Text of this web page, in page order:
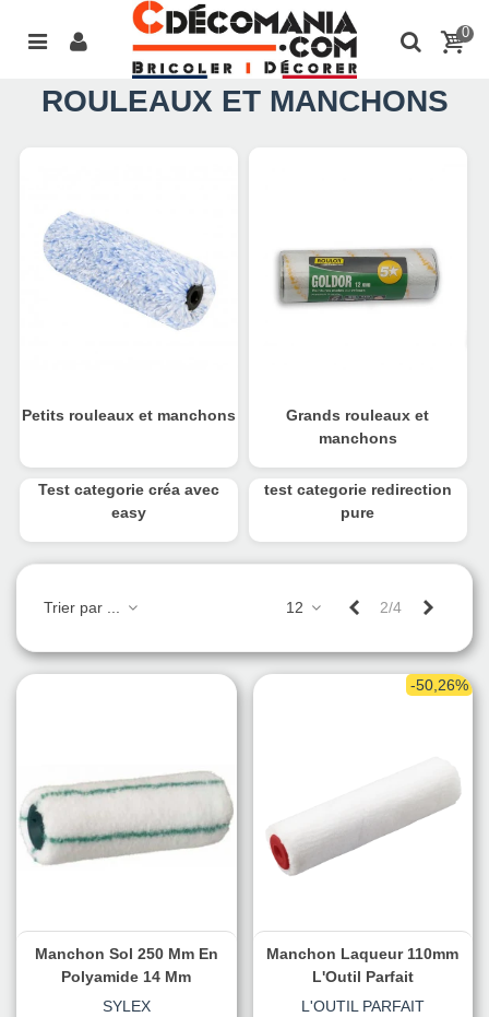
0
ROULEAUX ET MANCHONS
Petits rouleaux et manchons
Grands rouleaux et
manchons
Test categorie créa avec
easy
test categorie redirection
pure
Trier par ... 12 Précédent
2/4
Manchon Sol 250 Mm En
Polyamide 14 Mm
SYLEX
-50,26%
Manchon Laqueur 110mm
L'Outil Parfait
L'OUTIL PARFAIT